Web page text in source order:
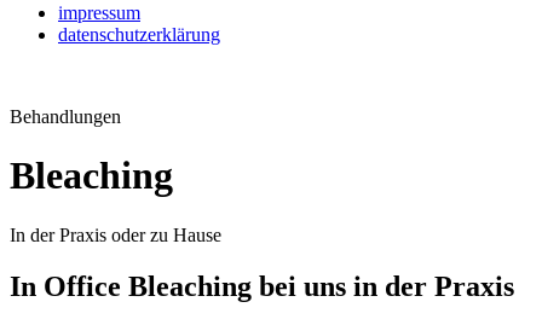
impressum
datenschutzerklärung
Behandlungen
Bleaching
In der Praxis oder zu Hause
In Office Bleaching bei uns in der Praxis